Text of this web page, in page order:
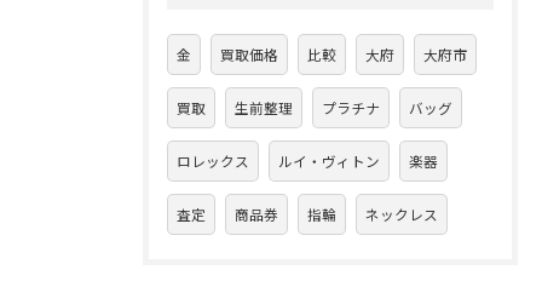
金 買取価格 比較 大府 大府市
買取 生前整理 プラチナ バッグ
ロレックス ルイ・ヴィトン 楽器
査定 商品券 指輪 ネックレス